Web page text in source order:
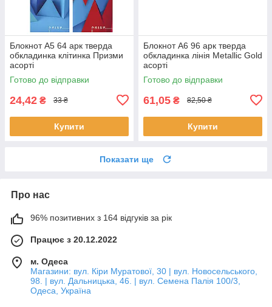
Блокнот А5 64 арк тверда
обкладинка клітинка Призми
асорті
Готово до відправки
24,42 ₴ 33 ₴
Купити
Блокнот А6 96 арк тверда
обкладинка лінія Metallic Gold
асорті
Готово до відправки
61,05 ₴ 82,50 ₴
Купити
Показати ще
Про нас
96% позитивних з 164 відгуків за рік
Працює з 20.12.2022
м. Одеса
Магазини: вул. Кіри Муратової, 30 | вул. Новосельського,
98. | вул. Дальницька, 46. | вул. Семена Палія 100/3,
Одеса, Україна